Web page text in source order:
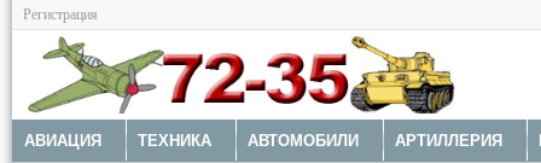
Регистрация
АВИАЦИЯ ТЕХНИКА АВТОМОБИЛИ АРТИЛЛЕРИЯ